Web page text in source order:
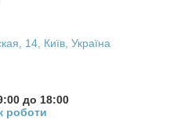
14, Київ, Україна
до 18:00
роботи